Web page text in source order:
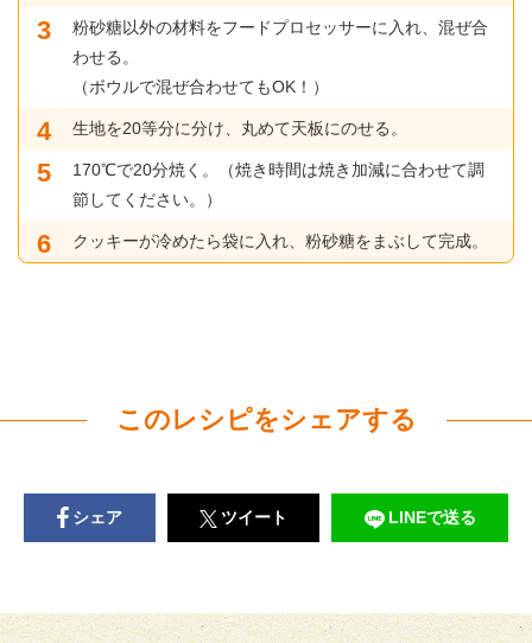
粉砂糖以外の材料をフードプロセッサーに入れ、混ぜ合
わせる。
（ボウルで混ぜ合わせてもOK！）
生地を20等分に分け、丸めて天板にのせる。
170℃で20分焼く。（焼き時間は焼き加減に合わせて調
節してください。）
クッキーが冷めたら袋に入れ、粉砂糖をまぶして完成。
このレシピをシェアする
シェア ツイート LINEで送る